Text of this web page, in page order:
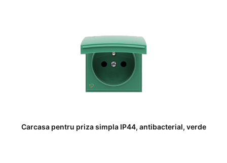
Carcasa pentru priza simpla IP44, antibacterial, verde